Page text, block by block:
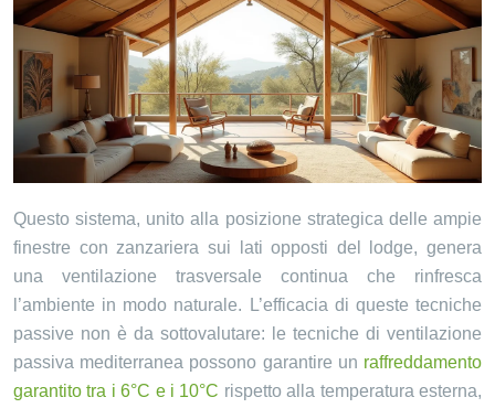
Questo sistema, unito alla posizione strategica delle ampie
finestre con zanzariera sui lati opposti del lodge, genera
una ventilazione trasversale continua che rinfresca
l’ambiente in modo naturale. L’efficacia di queste tecniche
passive non è da sottovalutare: le tecniche di ventilazione
passiva mediterranea possono garantire un raffreddamento
garantito tra i 6°C e i 10°C rispetto alla temperatura esterna,